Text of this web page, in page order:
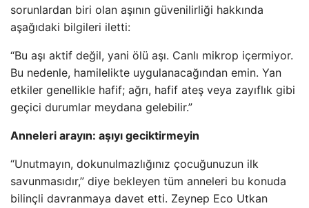
sorunlardan biri olan aşının güvenilirliği hakkında
aşağıdaki bilgileri iletti:
“Bu aşı aktif değil, yani ölü aşı. Canlı mikrop içermiyor.
Bu nedenle, hamilelikte uygulanacağından emin. Yan
etkiler genellikle hafif; ağrı, hafif ateş veya zayıflık gibi
geçici durumlar meydana gelebilir.”
Anneleri arayın: aşıyı geciktirmeyin
“Unutmayın, dokunulmazlığınız çocuğunuzun ilk
savunmasıdır,” diye bekleyen tüm anneleri bu konuda
bilinçli davranmaya davet etti. Zeynep Eco Utkan